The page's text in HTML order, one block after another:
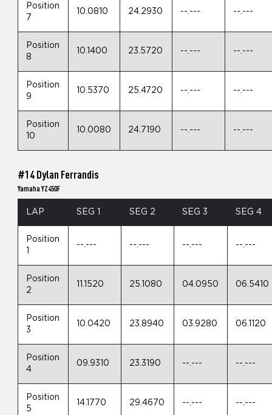
Position
7
10.0810 24.2930 --.--- --.---
Position
8
10.1400 23.5720 --.--- --.---
Position
9
10.5370 25.4720 --.--- --.---
Position
10
10.0080 24.7190 --.--- --.---
#14 Dylan Ferrandis
Yamaha YZ450F
LAP SEG 1 SEG 2 SEG 3 SEG 4
Position
1
--.--- --.--- --.--- --.---
Position
2
11.1520 25.1080 04.0950 06.5410
Position
3
10.0420 23.8940 03.9280 06.1120
Position
4
09.9310 23.3190 --.--- --.---
Position
5
14.1770 29.4670 --.--- --.---